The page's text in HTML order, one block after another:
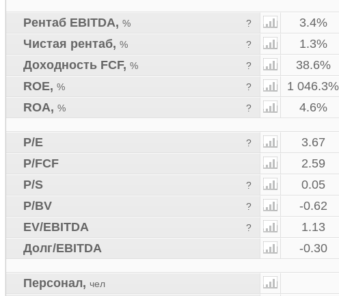
Рентаб EBITDA, % ? 3.4%
Чистая рентаб, % ? 1.3%
Доходность FCF, % ? 38.6%
ROE, % ? 1 046.3%
ROA, % ? 4.6%
P/E ? 3.67
P/FCF
2.59
P/S
? 0.05
P/BV
? -0.62
EV/EBITDA
? 1.13
Долг/EBITDA
-0.30
Персонал, чел